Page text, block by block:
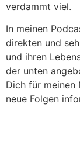
verdammt viel.
In meinen
direkten und
und ihren
der unten
Dich für meinen
neue Folgen